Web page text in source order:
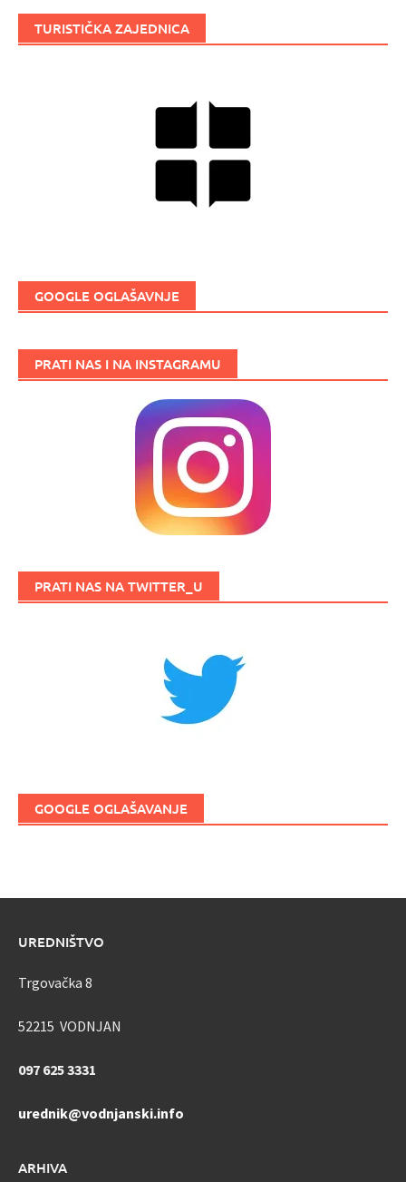
TURISTIČKA ZAJEDNICA
GOOGLE OGLAŠAVNJE
PRATI NAS I NA INSTAGRAMU
PRATI NAS NA TWITTER_U
GOOGLE OGLAŠAVANJE
UREDNIŠTVO
Trgovačka 8
52215 VODNJAN
097 625 3331
urednik@vodnjanski.info
ARHIVA